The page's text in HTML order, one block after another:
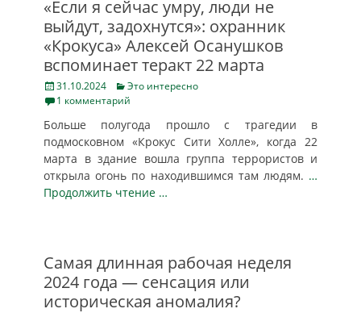
«Если я сейчас умру, люди не
выйдут, задохнутся»: охранник
«Крокуса» Алексей Осанушков
вспоминает теракт 22 марта
Posted
on
31.10.2024 Categories
Это интересно
1 комментарий
Больше полугода прошло с трагедии в
подмосковном «Крокус Сити Холле», когда 22
марта в здание вошла группа террористов и
открыла огонь по находившимся там людям. …
Продолжить чтение …
Самая длинная рабочая неделя
2024 года — сенсация или
историческая аномалия?